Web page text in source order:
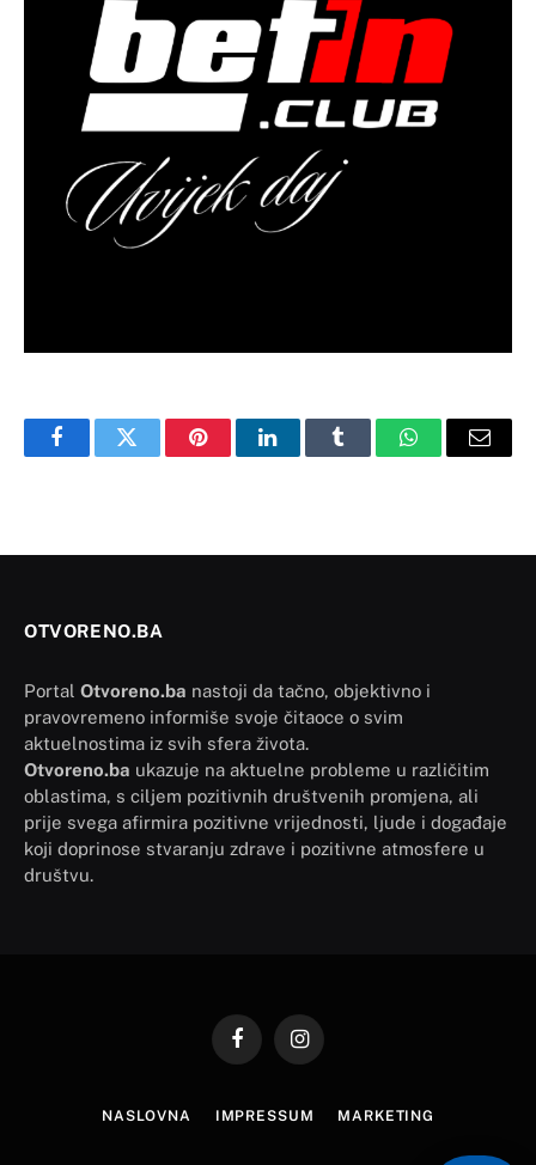
FacebookTwitter PinterestLinkedInTumblr WhatsAppEmail
OTVORENO.BA
Portal Otvoreno.ba nastoji da tačno, objektivno i
pravovremeno informiše svoje čitaoce o svim
aktuelnostima iz svih sfera života.
Otvoreno.ba ukazuje na aktuelne probleme u različitim
oblastima, s ciljem pozitivnih društvenih promjena, ali
prije svega afirmira pozitivne vrijednosti, ljude i događaje
koji doprinose stvaranju zdrave i pozitivne atmosfere u
društvu.
FacebookInstagram
NASLOVNA IMPRESSUM MARKETING